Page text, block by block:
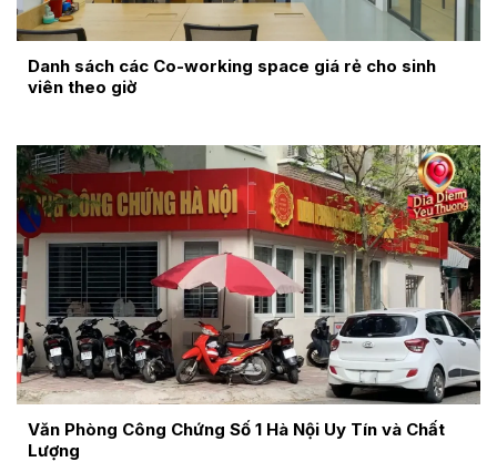
Danh sách các Co-working space giá rẻ cho sinh
viên theo giờ
Văn Phòng Công Chứng Số 1 Hà Nội Uy Tín và Chất
Lượng